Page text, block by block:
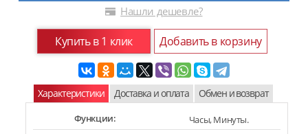
Нашли дешевле?
Купить в 1 клик Добавить в корзину
Характеристики Доставка и оплата Обмен и возврат
Функции:
Часы, Минуты.